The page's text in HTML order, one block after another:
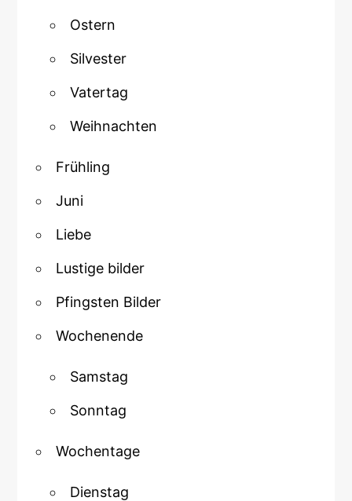
Ostern
Silvester
Vatertag
Weihnachten
Frühling
Juni
Liebe
Lustige bilder
Pfingsten Bilder
Wochenende
Samstag
Sonntag
Wochentage
Dienstag